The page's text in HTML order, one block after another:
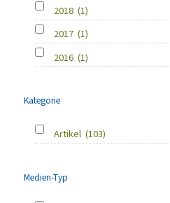
2018 (1)
2017 (1)
2016 (1)
Kategorie
Artikel (103)
Medien-Typ